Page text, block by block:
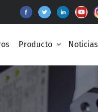
Producto Noticias